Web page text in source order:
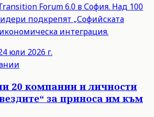
Forum 6.0 в София. Над 100
подкрепят „Софийската
интеграция.
юли 2026 г.
20 компании и личности
за приноса им към